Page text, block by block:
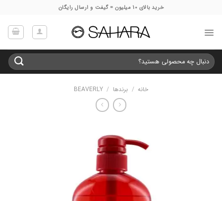
خرید بالای 10 میلیون = گیفت و ارسال رایگان
جستجو
برای:
خانه / برندها /
BEAVERLY